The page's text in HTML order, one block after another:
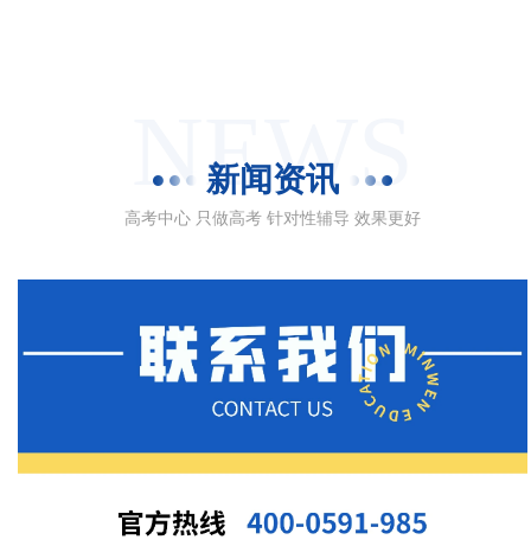
NEWS
新闻资讯
高考中心 只做高考 针对性辅导 效果更好